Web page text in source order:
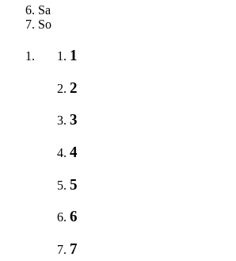
Sa
So
1
2
3
4
5
6
7